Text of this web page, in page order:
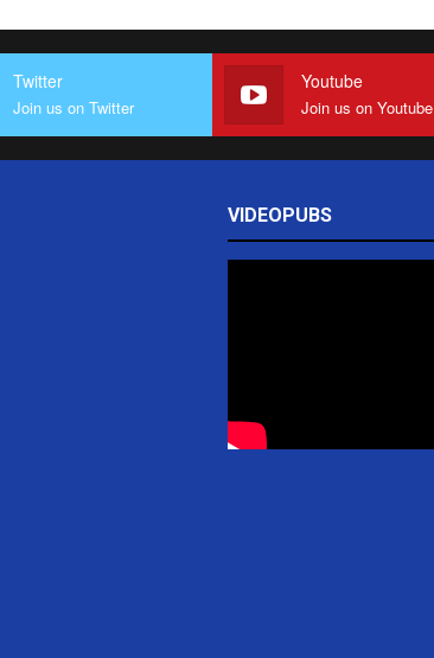
Twitter
Join us on Twitter
Youtube
Join us on Youtube
VIDEOPUBS